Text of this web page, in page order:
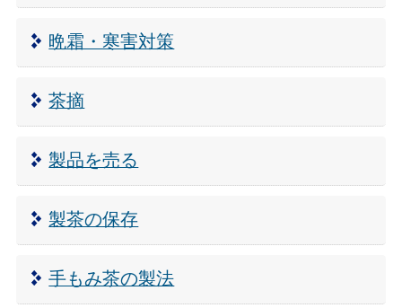
晩霜・寒害対策
茶摘
製品を売る
製茶の保存
手もみ茶の製法